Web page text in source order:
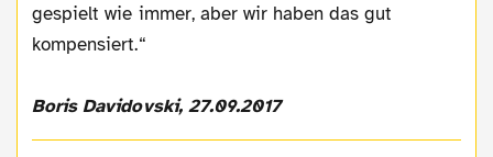
gespielt wie immer, aber wir haben das gut
kompensiert.“
Boris Davidovski, 27.09.2017